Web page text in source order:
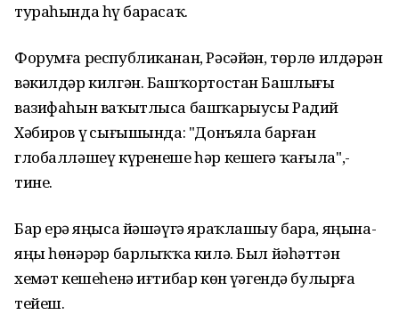
тураһында һүҙ барасаҡ.
Форумға республиканан, Рәсәйҙән, төрлө илдәрҙән
вәкилдәр килгән. Башҡортостан Башлығы
вазифаһын ваҡытлыса башҡарыусы Радий
Хәбиров үҙ сығышында: "Донъяла барған
глобалләшеү күренеше һәр кешегә ҡағыла",-
тине.
Бар ерҙә яңыса йәшәүгә яраҡлашыу бара, яңына-
яңы һөнәрҙәр барлыҡҡа килә. Был йәһәттән
хеҙмәт кешеһенә иғтибар көн үҙәгендә булырға
тейеш.